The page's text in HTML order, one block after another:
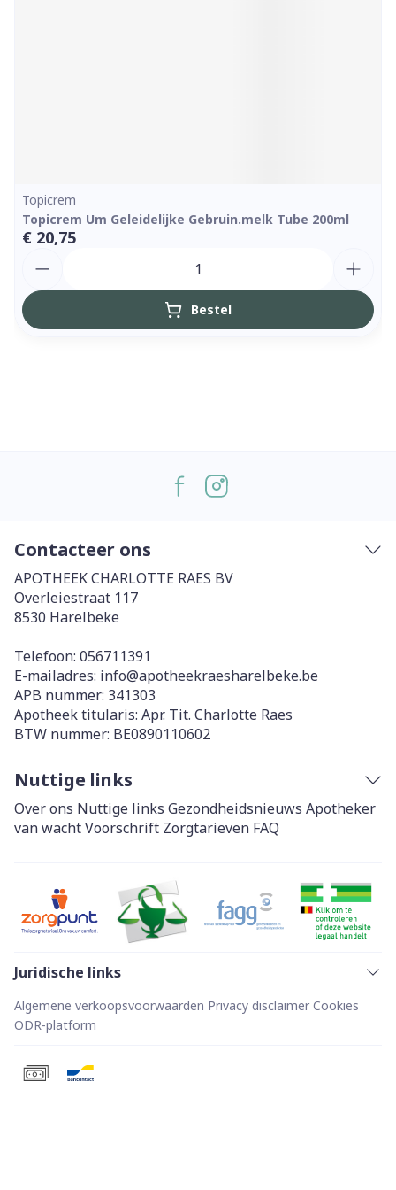
Topicrem
Topicrem Um Geleidelijke Gebruin.melk Tube 200ml
€ 20,75
Bestel
Contacteer ons
APOTHEEK CHARLOTTE RAES BV
Overleiestraat 117
8530 Harelbeke
Telefoon: 056711391
E-mailadres: info@apotheekraesharelbeke.be
APB nummer: 341303
Apotheek titularis: Apr. Tit. Charlotte Raes
BTW nummer: BE0890110602
Nuttige links
Over ons Nuttige links Gezondheidsnieuws Apotheker
van wachtVoorschrift Zorgtarieven FAQ
Juridische links
Algemene verkoopsvoorwaarden Privacy disclaimer Cookies
ODR-platform